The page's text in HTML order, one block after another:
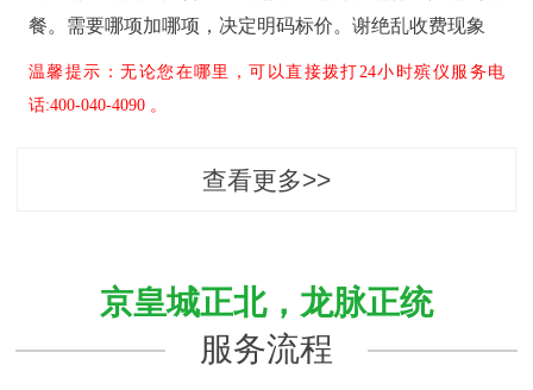
餐。需要哪项加哪项，决定明码标价。谢绝乱收费现象
温馨提示：无论您在哪里，可以直接拨打24小时殡仪服务电
话:400-040-4090 。
查看更多>>
京皇城正北，龙脉正统
服务流程